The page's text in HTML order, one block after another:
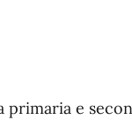
primaria e